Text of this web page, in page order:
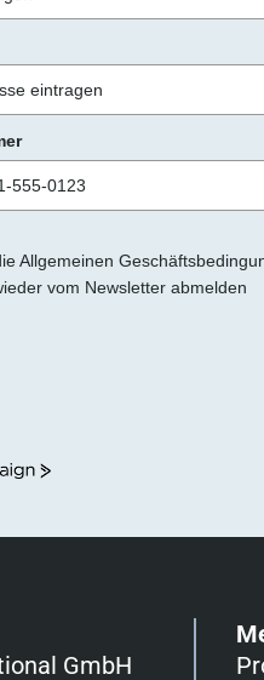
Allgemeinen
vom Newsletter abmelden
GmbH